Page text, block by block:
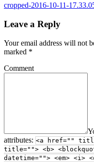
cropped-2016-10-11-
Leave a Reply
Your email address will not
marked *
Comment
attributes: <a href=""
title=""> <b>
datetime=""> <em> <i>